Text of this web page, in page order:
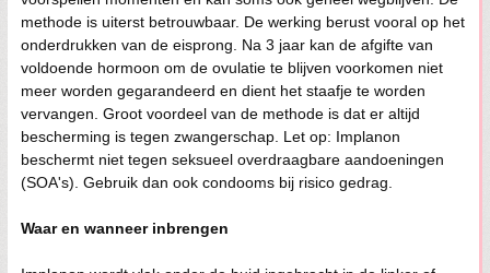
methode is uiterst betrouwbaar. De werking berust vooral op het
onderdrukken van de eisprong. Na 3 jaar kan de afgifte van
voldoende hormoon om de ovulatie te blijven voorkomen niet
meer worden gegarandeerd en dient het staafje te worden
vervangen. Groot voordeel van de methode is dat er altijd
bescherming is tegen zwangerschap. Let op: Implanon
beschermt niet tegen seksueel overdraagbare aandoeningen
(SOA's). Gebruik dan ook condooms bij risico gedrag.
Waar en wanneer inbrengen